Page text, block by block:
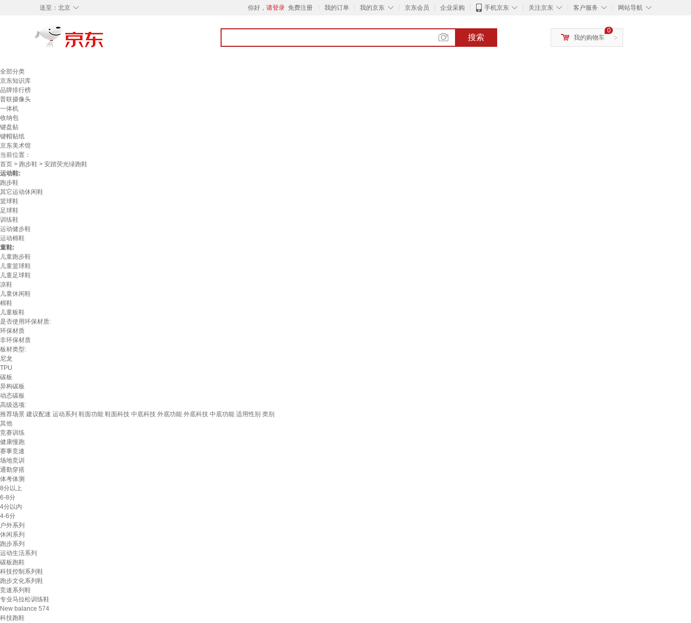
◇
送至： 北京 你好， 请登录 免费注册 我的订单 ◇
我的京东 京东会员 企业采购 ◇
手机京东 ◇
关注京东 ◇
客户服务 ◇
网站导航
搜索 >
0
我的购物车
全部分类
京东知识库
品牌排行榜
普联摄像头
一体机
收纳包
键盘贴
键帽贴纸
京东美术馆
当前位置：
首页 > 跑步鞋 > 安踏荧光绿跑鞋
运动鞋:
跑步鞋
其它运动休闲鞋
篮球鞋
足球鞋
训练鞋
运动健步鞋
运动棉鞋
童鞋:
儿童跑步鞋
儿童篮球鞋
儿童足球鞋
凉鞋
儿童休闲鞋
棉鞋
儿童板鞋
是否使用环保材质:
环保材质
非环保材质
板材类型:
尼龙
TPU
碳板
异构碳板
动态碳板
高级选项:
推荐场景 建议配速 运动系列 鞋面功能 鞋面科技 中底科技 外底功能 外底科技 中底功能 适用性别 类别
其他
竞赛训练
健康慢跑
赛事竞速
场地竞训
通勤穿搭
体考体测
8分以上
6-8分
4分以内
4-6分
户外系列
休闲系列
跑步系列
运动生活系列
碳板跑鞋
科技控制系列鞋
跑步文化系列鞋
竞速系列鞋
专业马拉松训练鞋
New balance 574
科技跑鞋